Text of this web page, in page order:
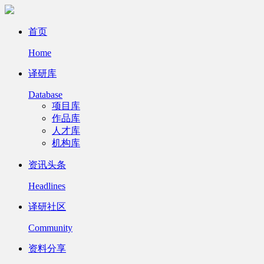
首页
Home
译研库
Database
项目库
作品库
人才库
机构库
资讯头条
Headlines
译研社区
Community
资料分享